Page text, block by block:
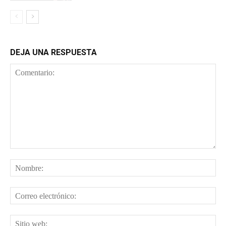
DEJA UNA RESPUESTA